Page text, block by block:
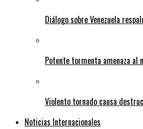
Diálogo sobre Venezuela
Potente tormenta amenaza al
Violento tornado causa
Noticias Internacionales